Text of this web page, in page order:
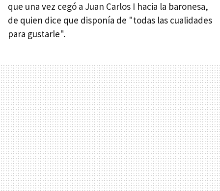
que una vez cegó a Juan Carlos I hacia la baronesa,
de quien dice que disponía de "todas las cualidades
para gustarle".